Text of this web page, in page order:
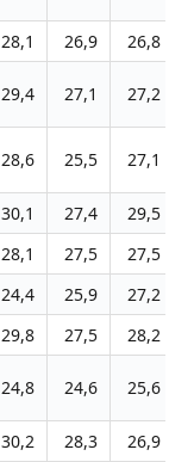
28,1 26,9 26,8
29,4 27,1 27,2
28,6 25,5 27,1
30,1 27,4 29,5
28,1 27,5 27,5
24,4 25,9 27,2
29,8 27,5 28,2
24,8 24,6 25,6
30,2 28,3 26,9